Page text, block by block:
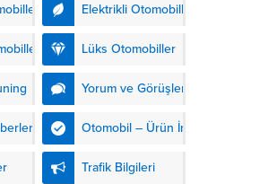
Elektrikli Otomobiller
Lüks Otomobiller
Yorum ve Görüşler
Otomobil – Ürün İnceleme
Trafik Bilgileri